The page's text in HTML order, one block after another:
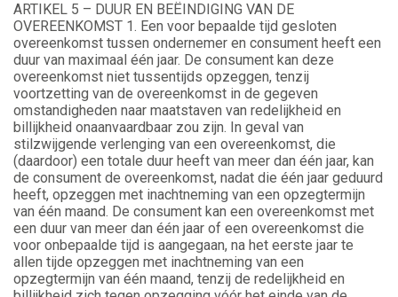
ARTIKEL 5 – DUUR EN BEËINDIGING VAN DE
OVEREENKOMST 1. Een voor bepaalde tijd gesloten
overeenkomst tussen ondernemer en consument heeft een
duur van maximaal één jaar. De consument kan deze
overeenkomst niet tussentijds opzeggen, tenzij
voortzetting van de overeenkomst in de gegeven
omstandigheden naar maatstaven van redelijkheid en
billijkheid onaanvaardbaar zou zijn. In geval van
stilzwijgende verlenging van een overeenkomst, die
(daardoor) een totale duur heeft van meer dan één jaar, kan
de consument de overeenkomst, nadat die één jaar geduurd
heeft, opzeggen met inachtneming van een opzegtermijn
van één maand. De consument kan een overeenkomst met
een duur van meer dan één jaar of een overeenkomst die
voor onbepaalde tijd is aangegaan, na het eerste jaar te
allen tijde opzeggen met inachtneming van een
opzegtermijn van één maand, tenzij de redelijkheid en